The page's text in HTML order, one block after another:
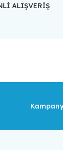
ALIŞVERİŞ